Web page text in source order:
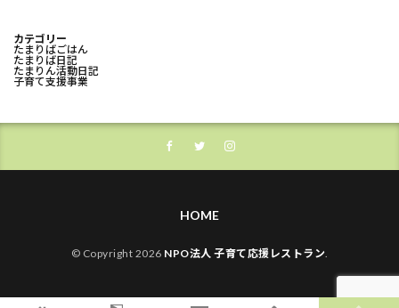
カテゴリー
たまりばごはん
たまりば日記
たまりん活動日記
子育て支援事業
HOME
© Copyright 2026 NPO法人 子育て応援レストラン